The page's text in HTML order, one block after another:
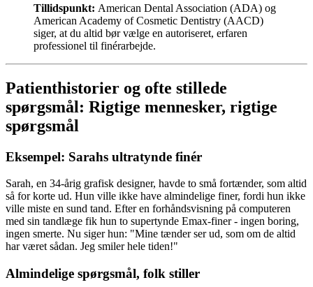
Tillidspunkt: American Dental Association (ADA) og
American Academy of Cosmetic Dentistry (AACD)
siger, at du altid bør vælge en autoriseret, erfaren
professionel til finérarbejde.
Patienthistorier og ofte stillede
spørgsmål: Rigtige mennesker, rigtige
spørgsmål
Eksempel: Sarahs ultratynde finér
Sarah, en 34-årig grafisk designer, havde to små fortænder, som altid
så for korte ud. Hun ville ikke have almindelige finer, fordi hun ikke
ville miste en sund tand. Efter en forhåndsvisning på computeren
med sin tandlæge fik hun to supertynde Emax-finer - ingen boring,
ingen smerte. Nu siger hun: "Mine tænder ser ud, som om de altid
har været sådan. Jeg smiler hele tiden!"
Almindelige spørgsmål, folk stiller